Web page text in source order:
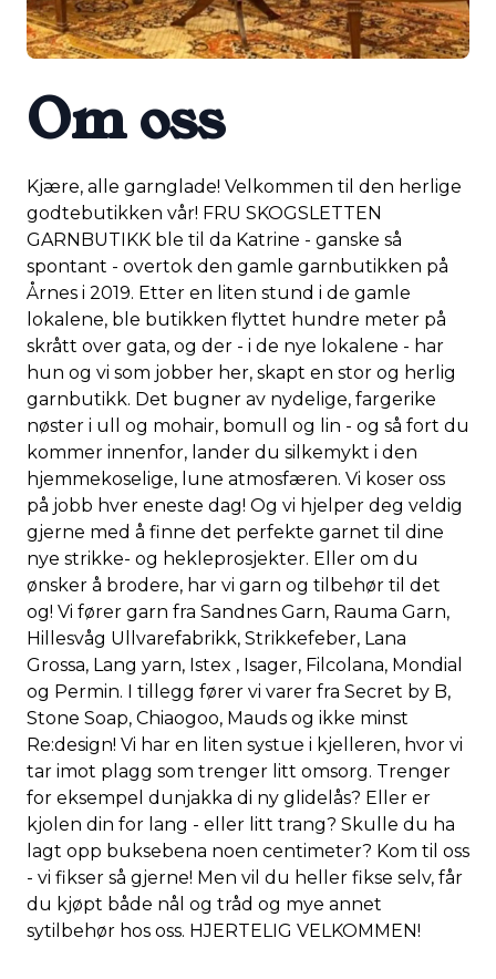
Om oss
Kjære, alle garnglade! Velkommen til den herlige
godtebutikken vår! FRU SKOGSLETTEN
GARNBUTIKK ble til da Katrine - ganske så
spontant - overtok den gamle garnbutikken på
Årnes i 2019. Etter en liten stund i de gamle
lokalene, ble butikken flyttet hundre meter på
skrått over gata, og der - i de nye lokalene - har
hun og vi som jobber her, skapt en stor og herlig
garnbutikk. Det bugner av nydelige, fargerike
nøster i ull og mohair, bomull og lin - og så fort du
kommer innenfor, lander du silkemykt i den
hjemmekoselige, lune atmosfæren. Vi koser oss
på jobb hver eneste dag! Og vi hjelper deg veldig
gjerne med å finne det perfekte garnet til dine
nye strikke- og hekleprosjekter. Eller om du
ønsker å brodere, har vi garn og tilbehør til det
og! Vi fører garn fra Sandnes Garn, Rauma Garn,
Hillesvåg Ullvarefabrikk, Strikkefeber, Lana
Grossa, Lang yarn, Istex , Isager, Filcolana, Mondial
og Permin. I tillegg fører vi varer fra Secret by B,
Stone Soap, Chiaogoo, Mauds og ikke minst
Re:design! Vi har en liten systue i kjelleren, hvor vi
tar imot plagg som trenger litt omsorg. Trenger
for eksempel dunjakka di ny glidelås? Eller er
kjolen din for lang - eller litt trang? Skulle du ha
lagt opp buksebena noen centimeter? Kom til oss
- vi fikser så gjerne! Men vil du heller fikse selv, får
du kjøpt både nål og tråd og mye annet
sytilbehør hos oss. HJERTELIG VELKOMMEN!